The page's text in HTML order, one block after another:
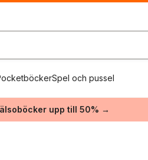
Spel och pussel
upp till 50% →